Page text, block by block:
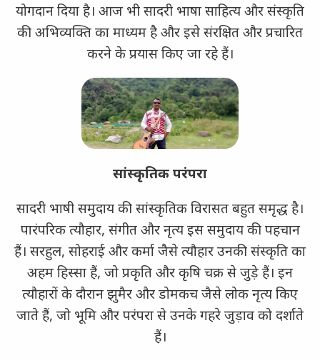
योगदान दिया है। आज भी सादरी भाषा साहित्य और संस्कृति
की अभिव्यक्ति का माध्यम है और इसे संरक्षित और प्रचारित
करने के प्रयास किए जा रहे हैं।
सांस्कृतिक परंपरा
सादरी भाषी समुदाय की सांस्कृतिक विरासत बहुत समृद्ध है।
पारंपरिक त्यौहार, संगीत और नृत्य इस समुदाय की पहचान
हैं। सरहुल, सोहराई और कर्मा जैसे त्यौहार उनकी संस्कृति का
अहम हिस्सा हैं, जो प्रकृति और कृषि चक्र से जुड़े हैं। इन
त्यौहारों के दौरान झुमैर और डोमकच जैसे लोक नृत्य किए
जाते हैं, जो भूमि और परंपरा से उनके गहरे जुड़ाव को दर्शाते
हैं।